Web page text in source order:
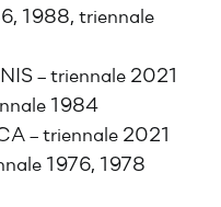
1988, triennale
– triennale 2021
1984
– triennale 2021
1976, 1978